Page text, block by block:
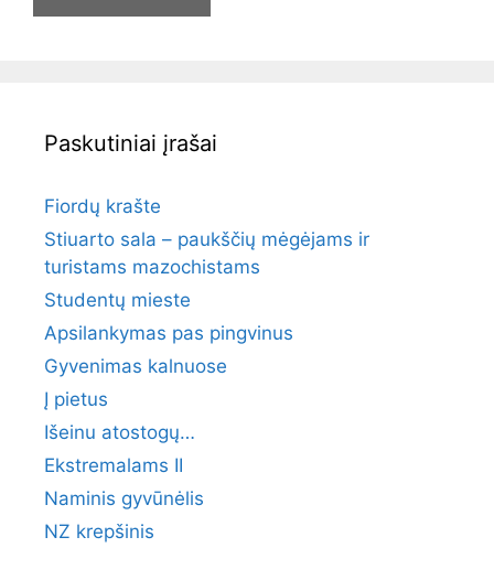
Paskutiniai įrašai
Fiordų krašte
Stiuarto sala – paukščių mėgėjams ir
turistams mazochistams
Studentų mieste
Apsilankymas pas pingvinus
Gyvenimas kalnuose
Į pietus
Išeinu atostogų…
Ekstremalams II
Naminis gyvūnėlis
NZ krepšinis